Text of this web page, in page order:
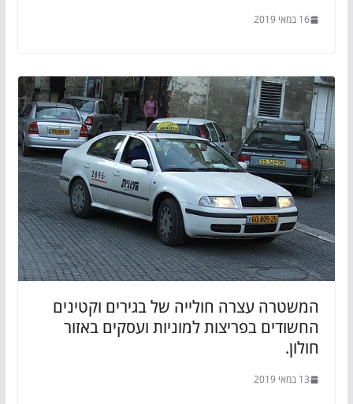
16 במאי 2019
המשטרה עצרה חולייה של בגירים וקטינים
החשודים בפריצות למוניות ועסקים באזור
חולון.
13 במאי 2019